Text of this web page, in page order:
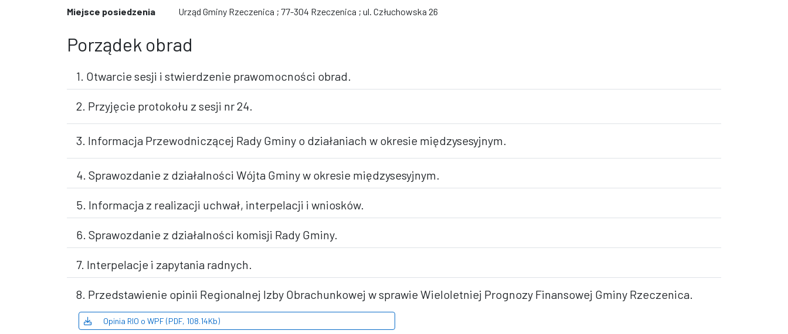
Miejsce posiedzenia
Urząd Gminy Rzeczenica ; 77-304 Rzeczenica ; ul. Człuchowska 26
Porządek obrad
1. Otwarcie sesji i stwierdzenie prawomocności obrad.
2. Przyjęcie protokołu z sesji nr 24.
3. Informacja Przewodniczącej Rady Gminy o działaniach w okresie międzysesyjnym.
4. Sprawozdanie z działalności Wójta Gminy w okresie międzysesyjnym.
5. Informacja z realizacji uchwał, interpelacji i wniosków.
6. Sprawozdanie z działalności komisji Rady Gminy.
7. Interpelacje i zapytania radnych.
8. Przedstawienie opinii Regionalnej Izby Obrachunkowej w sprawie Wieloletniej Prognozy Finansowej Gminy Rzeczenica.
Opinia RIO o WPF (PDF, 108.14Kb)